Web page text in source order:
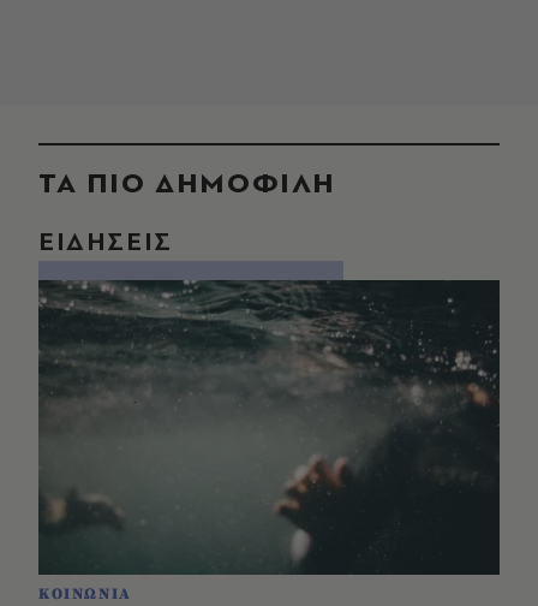
ΤΑ ΠΙΟ ΔΗΜΟΦΙΛΗ
ΕΙΔΗΣΕΙΣ
ΚΟΙΝΩΝΙΑ